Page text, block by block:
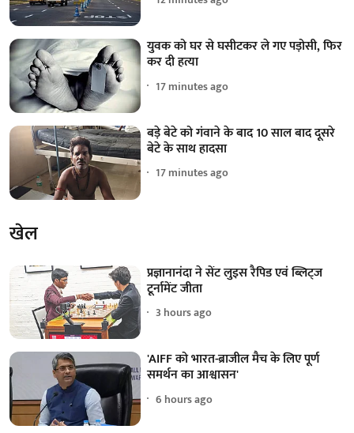
युवक को घर से घसीटकर ले गए पड़ोसी, फिर
कर दी हत्या
17 minutes ago
बड़े बेटे को गंवाने के बाद 10 साल बाद दूसरे
बेटे के साथ हादसा
17 minutes ago
खेल
प्रज्ञानानंदा ने सेंट लुइस रैपिड एवं ब्लिट्ज
टूर्नामेंट जीता
3 hours ago
'AIFF को भारत-ब्राजील मैच के लिए पूर्ण
समर्थन का आश्वासन'
6 hours ago